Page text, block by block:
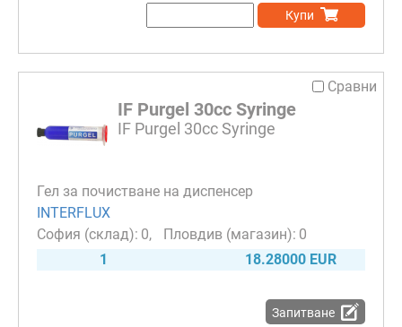
Купи
Сравни
IF Purgel 30cc Syringe
IF Purgel 30cc Syringe
Гел за почистване на диспенсер
INTERFLUX
0
0
1
18.28000 EUR
Запитване